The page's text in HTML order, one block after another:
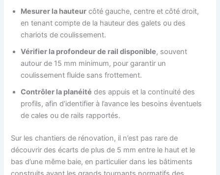
Mesurer la hauteur côté gauche, centre et côté droit,
en tenant compte de la hauteur des galets ou des
chariots de coulissement.
Vérifier la profondeur de rail disponible, souvent
autour de 15 mm minimum, pour garantir un
coulissement fluide sans frottement.
Contrôler la planéité des appuis et la continuité des
profils, afin d’identifier à l’avance les besoins éventuels
de cales ou de rails rapportés.
Sur les chantiers de rénovation, il n’est pas rare de
découvrir des écarts de plus de 5 mm entre le haut et le
bas d’une même baie, en particulier dans les bâtiments